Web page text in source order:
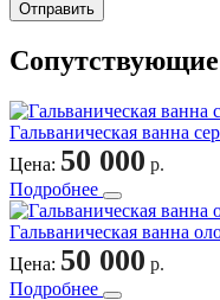
Отправить
Гальваническая ванна
Цена: 50 000 р.
Подробнее
Гальваническая ванна
Цена: 50 000 р.
Подробнее